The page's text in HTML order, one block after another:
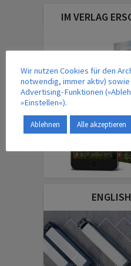
IM VERLAG
Wir nutzen Cookies für den
notwendig, immer aktiv)
Advertising-Funktionen
»Einstellen«).
Ablehnen Alle akzeptieren